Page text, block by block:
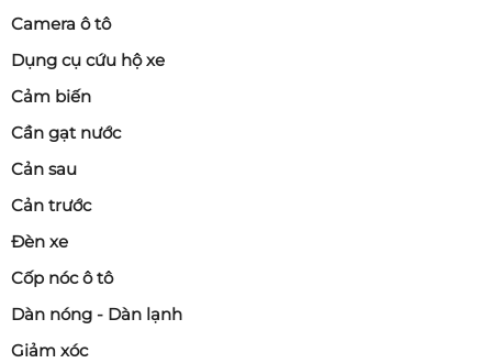
Camera ô tô
Dụng cụ cứu hộ xe
Cảm biến
Cần gạt nước
Cản sau
Cản trước
Đèn xe
Cốp nóc ô tô
Dàn nóng - Dàn lạnh
Giảm xóc